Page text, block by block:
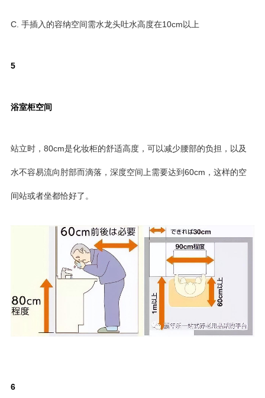
C. 手插入的容纳空间需水龙头吐水高度在10cm以上
5
浴室柜空间
站立时，80cm是化妆柜的舒适高度，可以减少腰部的负担，以及
水不容易流向肘部而滴落，深度空间上需要达到60cm，这样的空
间站或者坐都恰好了。
6